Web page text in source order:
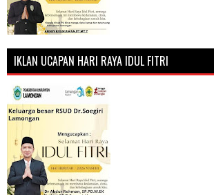
IKLAN UCAPAN HARI RAYA IDUL FITRI